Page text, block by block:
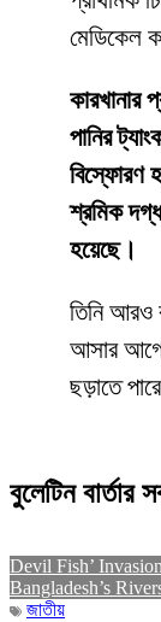
মেডিকেল
কারখানার
পানির
বিস্ফোরণ
শ্রমিক
হয়েছে।
তিনি আরও
আসার
ছড়াতে
বুলেটিন বার্তার
Devil Fish’
Bangladesh’s
জাতীয়